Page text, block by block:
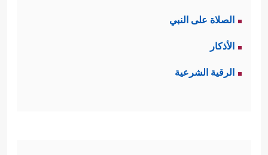
الصلاة على النبي
الأذكار
الرقية الشرعية